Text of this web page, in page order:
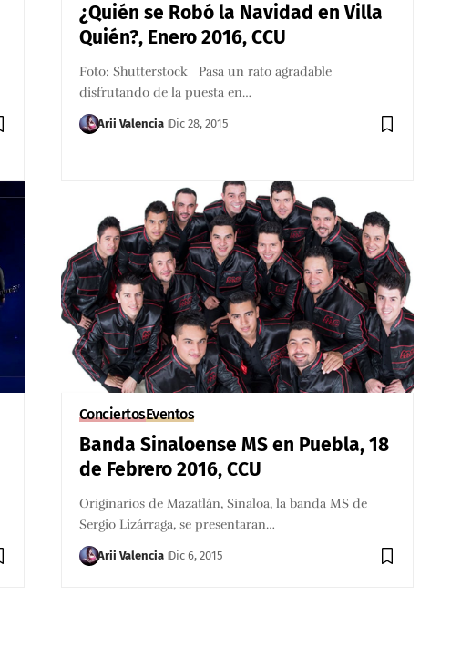
¿Quién se Robó la Navidad en Villa
Quién?, Enero 2016, CCU
Foto: Shutterstock Pasa un rato agradable
disfrutando de la puesta en…
Arii Valencia Dic 28, 2015
ConciertosEventos
Banda Sinaloense MS en Puebla, 18
de Febrero 2016, CCU
Originarios de Mazatlán, Sinaloa, la banda MS de
Sergio Lizárraga, se presentaran…
Arii Valencia Dic 6, 2015